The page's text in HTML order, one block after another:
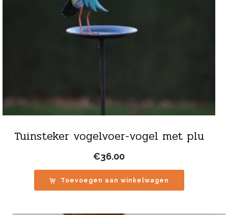
Tuinsteker vogelvoer-vogel met plu
€36.00
Toevoegen aan winkelwagen